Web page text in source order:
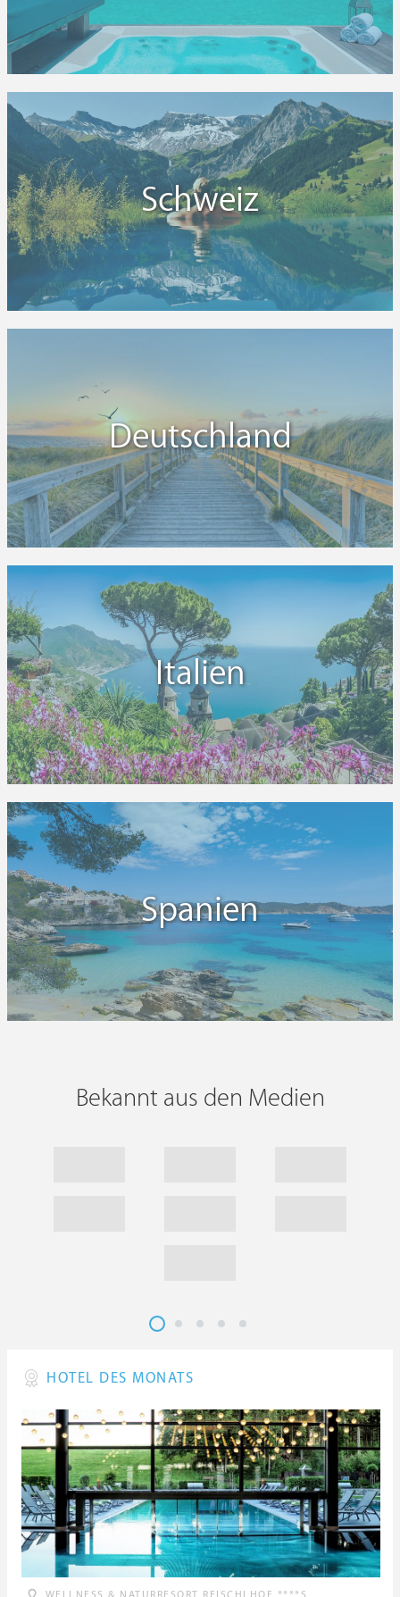
Schweiz
Deutschland
Italien
Spanien
Bekannt aus den Medien
HOTEL DES MONATS